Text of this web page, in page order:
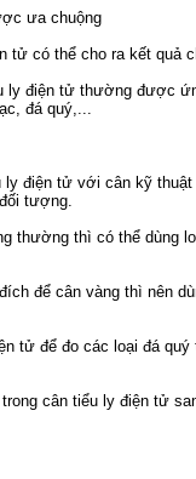
ưa chuộng
tử có thể cho ra kết quả
ly điện tử thường được
đá quý,...
ly điện tử với cân kỹ
tượng.
thường thì có thể dùng
để cân vàng thì nên
tử để đo các loại đá
cân tiểu ly điện tử